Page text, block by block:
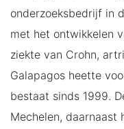
onderzoeksbedrijf in
met het ontwikkelen
ziekte van Crohn,
Galapagos heette
bestaat sinds 1999.
Mechelen, daarnaast